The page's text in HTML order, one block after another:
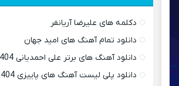
دکلمه های علیرضا آریانفر
دانلود تمام آهنگ های امید جهان
دانلود آهنگ های برتر علی احمدیانی 1404
دانلود پلی لیست آهنگ های پاییزی 1404